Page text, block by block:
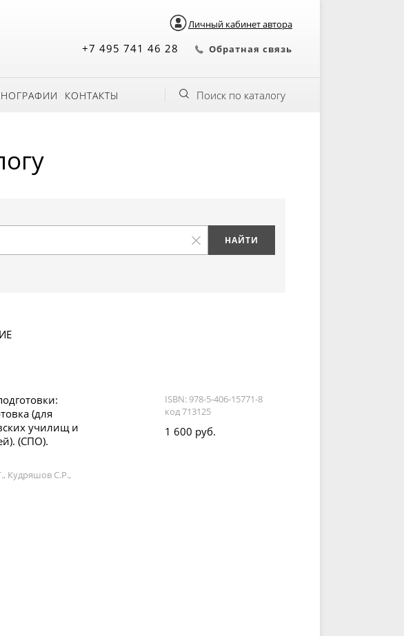
Личный кабинет автора
+7 495 741 46 28 Обратная связь
КОНТАКТЫ Поиск по каталогу
(для
училищ и
(СПО).
Кудряшов С.Р.,
ISBN: 978-5-406-15771-8
код 713125
1 600 руб.